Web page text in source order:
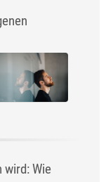
wird: Wie